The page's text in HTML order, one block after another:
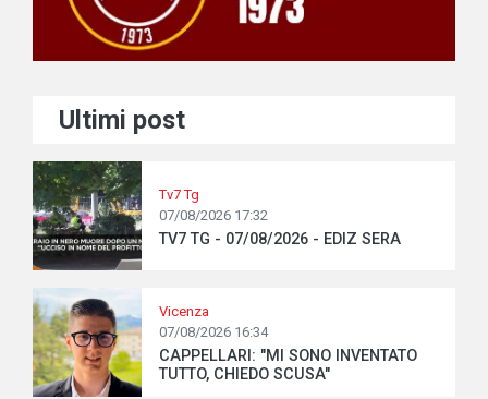
Ultimi post
Tv7 Tg
07/08/2026 17:32
TV7 TG - 07/08/2026 - EDIZ SERA
Vicenza
07/08/2026 16:34
CAPPELLARI: "MI SONO INVENTATO
TUTTO, CHIEDO SCUSA"